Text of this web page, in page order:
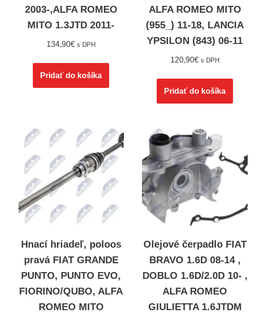
2003-,ALFA ROMEO
MITO 1.3JTD 2011-
134,90€ s DPH
Pridať do košíka
ALFA ROMEO MITO
(955_) 11-18, LANCIA
YPSILON (843) 06-11
120,90€ s DPH
Pridať do košíka
Hnací hriadeľ, poloos
pravá FIAT GRANDE
PUNTO, PUNTO EVO,
FIORINO/QUBO, ALFA
ROMEO MITO
Olejové čerpadlo FIAT
BRAVO 1.6D 08-14 ,
DOBLO 1.6D/2.0D 10- ,
ALFA ROMEO
GIULIETTA 1.6JTDM